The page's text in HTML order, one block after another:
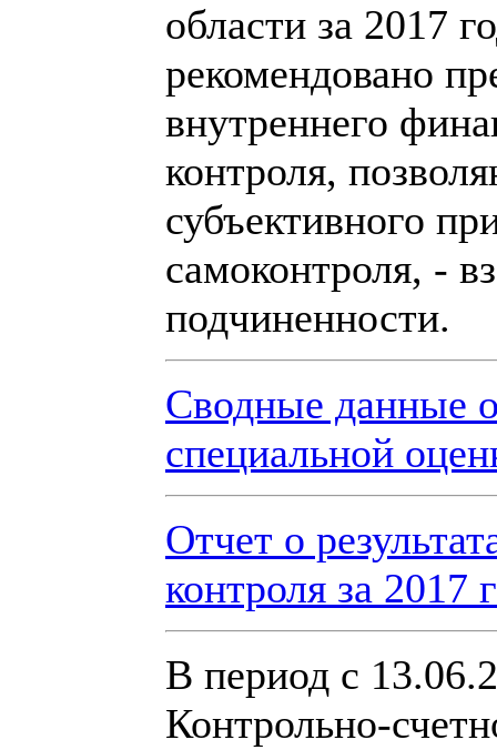
области за 2017
рекомендовано
внутреннего
контроля,
субъективного
самоконтроля, -
подчиненности.
Сводные данные о
специальной
Отчет о
контроля за 2017
В период с
Контрольно-